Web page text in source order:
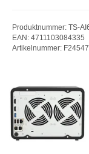
Produktnummer: TS-
EAN: 4711103084335
Artikelnummer: